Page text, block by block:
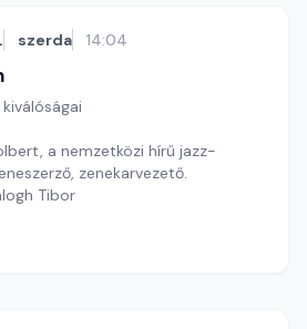
szerda 14:04
hírű jazz-
zenekarvezető.
Tibor